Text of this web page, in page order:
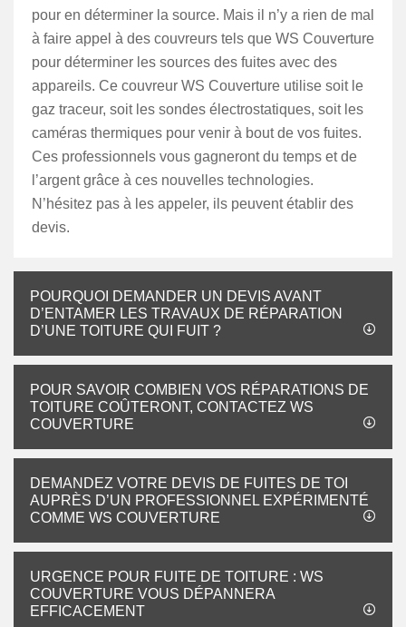
pour en déterminer la source. Mais il n’y a rien de mal
à faire appel à des couvreurs tels que WS Couverture
pour déterminer les sources des fuites avec des
appareils. Ce couvreur WS Couverture utilise soit le
gaz traceur, soit les sondes électrostatiques, soit les
caméras thermiques pour venir à bout de vos fuites.
Ces professionnels vous gagneront du temps et de
l’argent grâce à ces nouvelles technologies.
N’hésitez pas à les appeler, ils peuvent établir des
devis.
POURQUOI DEMANDER UN DEVIS AVANT
D’ENTAMER LES TRAVAUX DE RÉPARATION
D’UNE TOITURE QUI FUIT ?
POUR SAVOIR COMBIEN VOS RÉPARATIONS DE
TOITURE COÛTERONT, CONTACTEZ WS
COUVERTURE
DEMANDEZ VOTRE DEVIS DE FUITES DE TOI
AUPRÈS D’UN PROFESSIONNEL EXPÉRIMENTÉ
COMME WS COUVERTURE
URGENCE POUR FUITE DE TOITURE : WS
COUVERTURE VOUS DÉPANNERA
EFFICACEMENT